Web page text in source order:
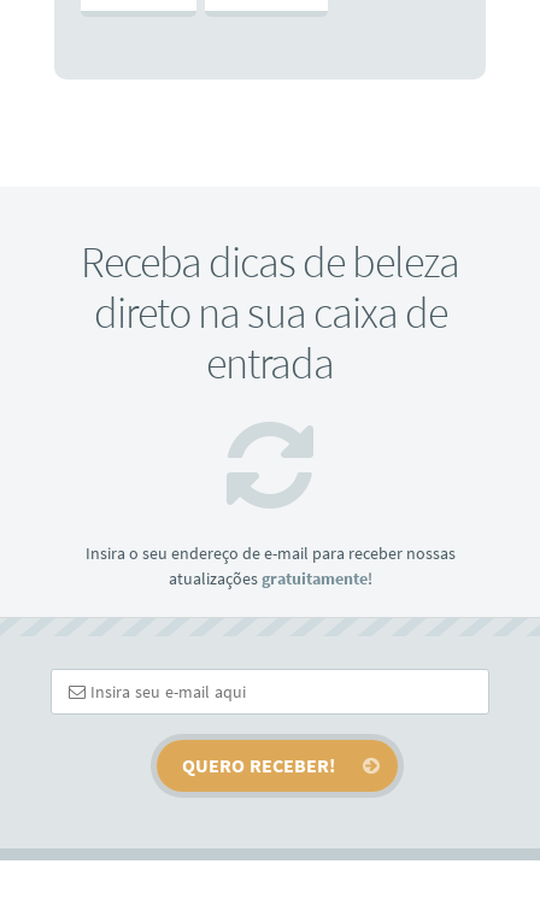
Receba dicas de beleza
direto na sua caixa de
entrada
Insira o seu endereço de e-mail para receber nossas
atualizaçõesgratuitamente!